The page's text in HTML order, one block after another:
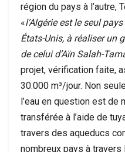
région du pays à l’autre,
«l’Algérie est le seul
États-Unis, à réaliser un
de celui d’Aïn Salah-
projet, vérification faite,
30.000 m³/jour. Non
l’eau en question est de
transférée à l’aide de
travers des aqueducs
nombreux pays à travers